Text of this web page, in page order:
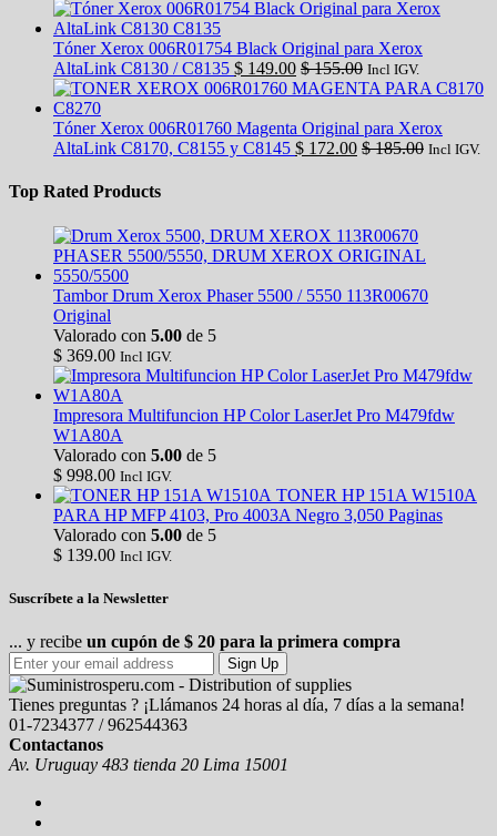
Tóner Xerox 006R01754 Black Original para Xerox
AltaLink C8130 / C8135 $ 149.00 $155.00 Incl IGV.
Tóner Xerox 006R01760 Magenta Original para Xerox
AltaLink C8170, C8155 y C8145 $ 172.00 $185.00 Incl IGV.
Top Rated Products
Tambor Drum Xerox Phaser 5500 / 5550 113R00670
Original
Valorado con 5.00 de 5
$ 369.00 Incl IGV.
Impresora Multifuncion HP Color LaserJet Pro M479fdw
W1A80A
Valorado con 5.00 de 5
$ 998.00 Incl IGV.
TONER HP 151A W1510A
PARA HP MFP 4103, Pro 4003A Negro 3,050 Paginas
Valorado con 5.00 de 5
$ 139.00 Incl IGV.
Suscríbete a la Newsletter
... y recibe un cupón de $ 20 para la primera compra
Sign Up
Tienes preguntas ? ¡Llámanos 24 horas al día, 7 días a la semana!
01-7234377 / 962544363
Contactanos
Av. Uruguay 483 tienda 20 Lima 15001